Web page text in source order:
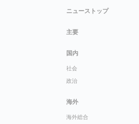
ニューストップ
主要
国内
社会
政治
海外
海外総合